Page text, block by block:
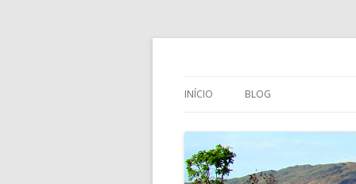
Projeto Foto
INÍCIO BLOG